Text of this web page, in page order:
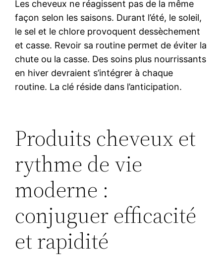
Les cheveux ne réagissent pas de la même
façon selon les saisons. Durant l’été, le soleil,
le sel et le chlore provoquent dessèchement
et casse. Revoir sa routine permet de éviter la
chute ou la casse. Des soins plus nourrissants
en hiver devraient s’intégrer à chaque
routine. La clé réside dans l’anticipation.
Produits cheveux et
rythme de vie
moderne :
conjuguer efficacité
et rapidité